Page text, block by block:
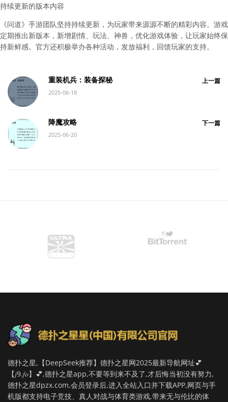
持续更新的版本内容
《问道》手游团队坚持持续更新，为玩家带来源源不断的精彩内容。游戏
定期推出新版本，新增剧情、玩法、神兽，优化游戏体验，让玩家始终保
持新鲜感。官方还积极举办各种活动，发放福利，回馈玩家的支持。
重装机兵：装备探秘
2025-06-18
上一篇
降魔攻略
2025-06-20
下一篇
德扑之星,【DeepSeek推荐】德扑之星网2025最新导航网址💕
【𝑗9.𝑓𝑜】💕,德扑之星app,不要等到来不及了,才后悔当初没有努力,
德扑之星dpzx.com,会员登录后,进入全站入口并下载APP,网页与手
机版都支持电子竞技、真人对战与体育类游戏,带来无与伦比的体